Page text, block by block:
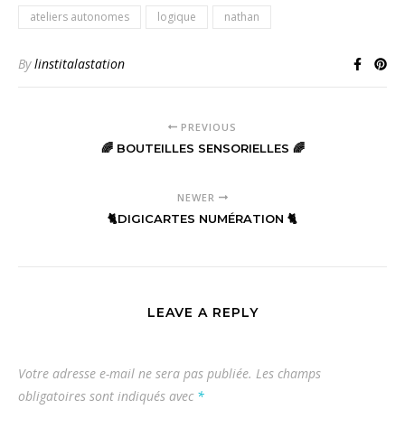
ateliers autonomes logique nathan
Bylinstitalastation
PREVIOUS
🌈 BOUTEILLES SENSORIELLES 🌈
NEWER
🐈DIGICARTES NUMÉRATION 🐈
LEAVE A REPLY
Votre adresse e-mail ne sera pas publiée. Les champs
obligatoires sont indiqués avec *